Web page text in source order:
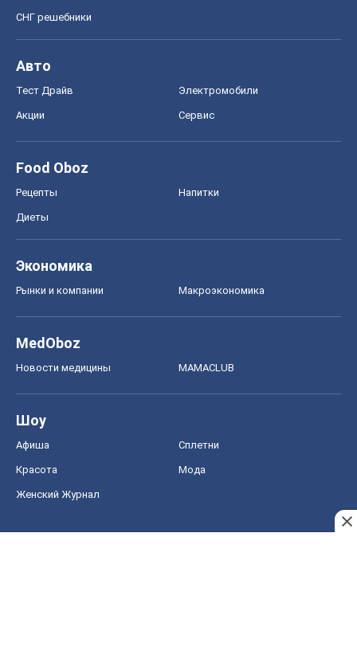
СНГ решебники
Авто
Тест Драйв Электромобили
Акции Сервис
Food Oboz
Рецепты Напитки
Диеты
Экономика
Рынки и компании Mакроэкономика
MedOboz
Новости медицины MAMACLUB
Шоу
Афиша Сплетни
Красота Мода
Женский Журнал